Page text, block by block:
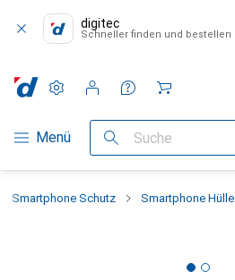
digitec
Schneller finden und bestellen
Navigation nach Kategorien
Menü Suche
Einstellungen
Kundenkonto
Vergleichslisten
Merklisten
Warenkorb
Smartphone Schutz Smartphone Hülle